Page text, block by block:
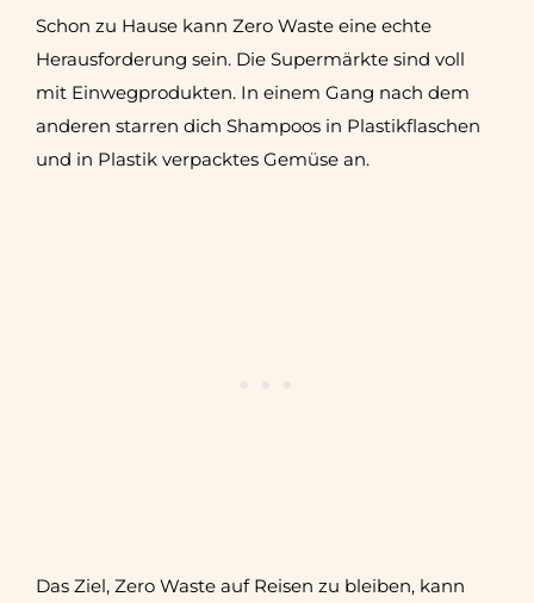
Schon zu Hause kann Zero Waste eine echte
Herausforderung sein. Die Supermärkte sind voll
mit Einwegprodukten. In einem Gang nach dem
anderen starren dich Shampoos in Plastikflaschen
und in Plastik verpacktes Gemüse an.
Das Ziel, Zero Waste auf Reisen zu bleiben, kann